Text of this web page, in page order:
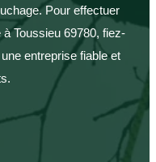
Pour effectuer
Toussieu 69780, fiez-
entreprise fiable et